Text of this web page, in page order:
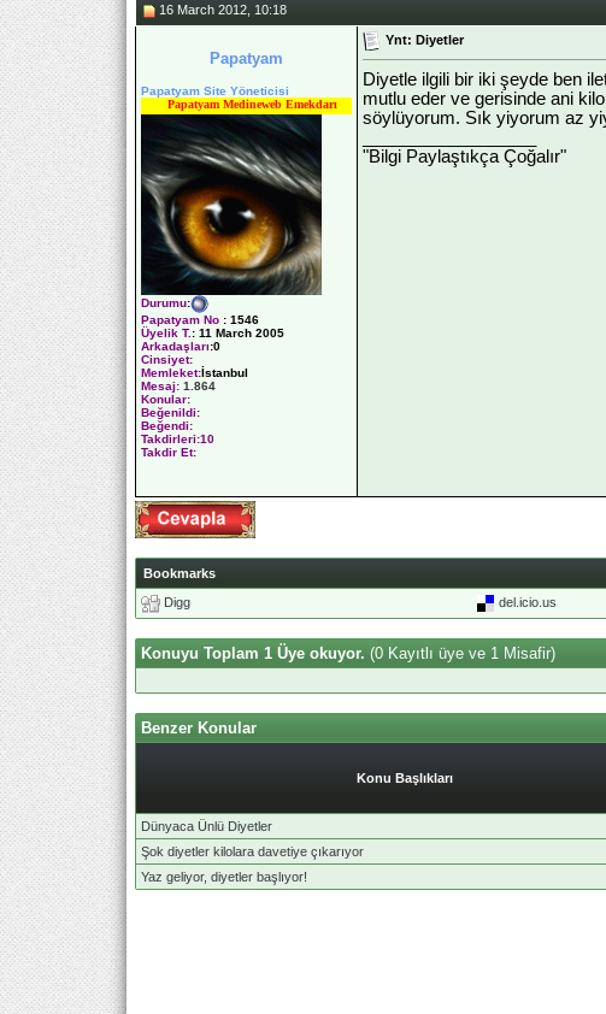
16 March 2012, 10:18
Papatyam
Papatyam Site Yöneticisi
Papatyam Medineweb Emekdarı
Durumu:
Papatyam No : 1546
Üyelik T.: 11 March 2005
Arkadaşları:0
Cinsiyet:
Memleket:İstanbul
Mesaj: 1.864
Konular:
Beğenildi:
Beğendi:
Takdirleri:10
Takdir Et:
Ynt: Diyetler
Diyetle ilgili bir iki şeyde ben
mutlu eder ve gerisinde ani
söylüyorum. Sık yiyorum az
"Bilgi Paylaştıkça Çoğalır"
Bookmarks
Digg
del.icio.us
Konuyu Toplam 1 Üye okuyor. (0 Kayıtlı üye ve 1 Misafir)
Benzer Konular
Konu Başlıkları
Dünyaca Ünlü Diyetler
Şok diyetler kilolara davetiye çıkarıyor
Yaz geliyor, diyetler başlıyor!